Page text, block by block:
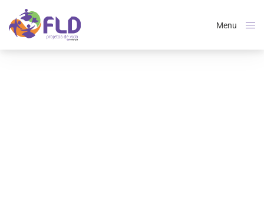
Menu